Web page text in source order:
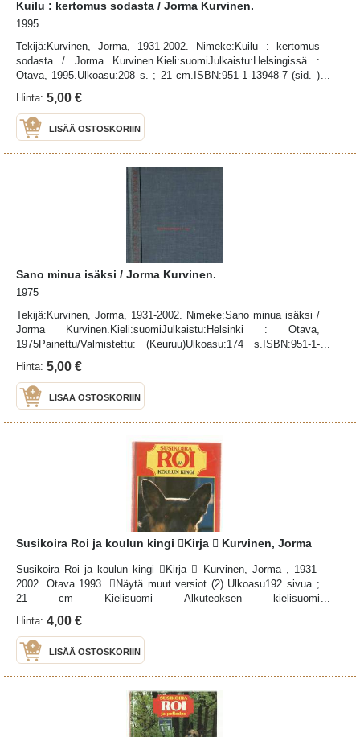
Kuilu : kertomus sodasta / Jorma Kurvinen.
1995
Tekijä:Kurvinen, Jorma, 1931-2002. Nimeke:Kuilu : kertomus
sodasta / Jorma Kurvinen.Kieli:suomiJulkaistu:Helsingissä :
Otava, 1995.Ulkoasu:208 s. ; 21 cm.ISBN:951-1-13948-7 (sid. )
Hinta: 5,00 €
LISÄÄ OSTOSKORIIN
Sano minua isäksi / Jorma Kurvinen.
1975
Tekijä:Kurvinen, Jorma, 1931-2002. Nimeke:Sano minua isäksi /
Jorma Kurvinen.Kieli:suomiJulkaistu:Helsinki : Otava,
1975Painettu/Valmistettu: (Keuruu)Ulkoasu:174 s.ISBN:951-1-
Hinta: 5,00 €
LISÄÄ OSTOSKORIIN
Susikoira Roi ja koulun kingi Kirja  Kurvinen, Jorma
Susikoira Roi ja koulun kingi Kirja  Kurvinen, Jorma , 1931-
2002. Otava 1993. Näytä muut versiot (2) Ulkoasu192 sivua ;
21 cm Kielisuomi Alkuteoksen kielisuomi
Otava 1993. Luokitusudk 894.541Suomenkielinen
kertomakirjallisuus (ykl 84.2) LisätiedotJorma Kurvinen ISBN951-
1-12803-5 sidottu
Hinta: 4,00 €
LISÄÄ OSTOSKORIIN